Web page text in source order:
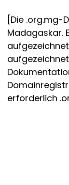
[Die .org.mg-
Madagaskar.
erforderlich